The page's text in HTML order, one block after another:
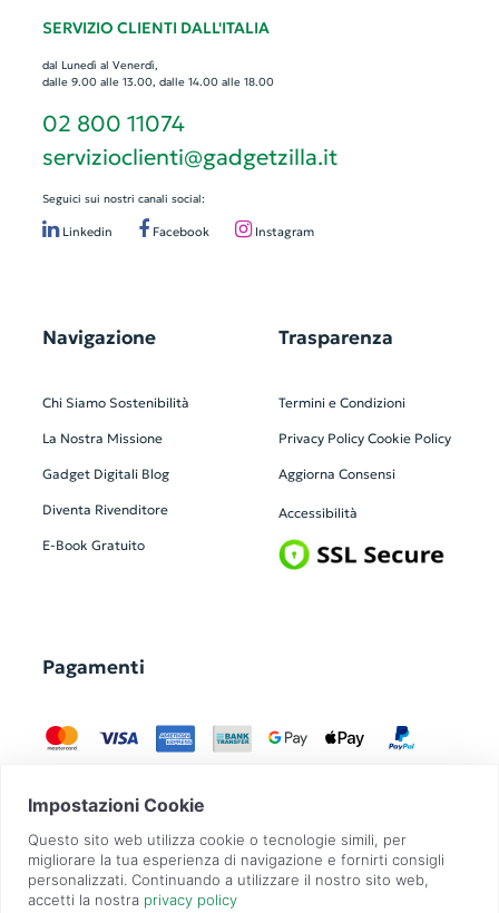
SERVIZIO CLIENTI DALL'ITALIA
dal Lunedì al Venerdì,
dalle 9.00 alle 13.00, dalle 14.00 alle 18.00
02 800 11074
servizioclienti@gadgetzilla.it
Seguici sui nostri canali social:
Linkedin Facebook Instagram
Navigazione
Chi Siamo Sostenibilità
La Nostra Missione
Gadget Digitali Blog
Diventa Rivenditore
E-Book Gratuito
Trasparenza
Termini e Condizioni
Privacy Policy Cookie Policy
Aggiorna Consensi
Accessibilità
Pagamenti
GadgetZilla è un Brand di Overbi S.r.l.| realizzato conContit | © 2026 Tutti
i diritti riservati | P.IVA: 09351560967